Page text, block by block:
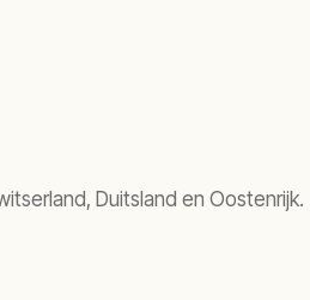
Duitsland en Oostenrijk.